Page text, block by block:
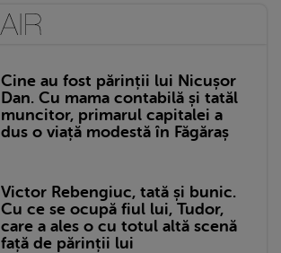
Cine au fost părinții lui Nicușor
Dan. Cu mama contabilă și tatăl
muncitor, primarul capitalei a
dus o viață modestă în Făgăraș
Victor Rebengiuc, tată și bunic.
Cu ce se ocupă fiul lui, Tudor,
care a ales o cu totul altă scenă
față de părinții lui